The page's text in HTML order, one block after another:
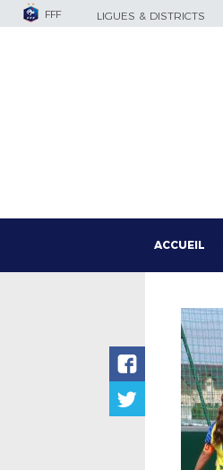
FFF LIGUES & DISTRICTS
ACCUEIL